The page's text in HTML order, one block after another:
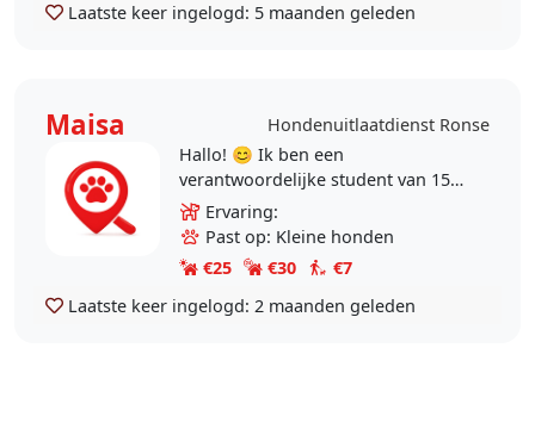
Laatste keer ingelogd: 5 maanden geleden
Maisa
Hondenuitlaatdienst Ronse
Hallo! 😊 Ik ben een
verantwoordelijke student van 15
jaar, die dit jaar 16 wordt, uit Ronse
en ik hou veel van honden. Ik ben
beschikbaar om..
Ervaring:
Past op: Kleine honden
€25
€30
€7
Laatste keer ingelogd: 2 maanden geleden